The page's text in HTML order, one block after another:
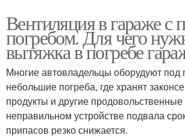
Вентиляция в гараже с
погребом. Для чего
вытяжка в погребе
Многие автовладельцы оборудуют под
небольшие погреба, где хранят
продукты и другие
неправильном устройстве подвала
припасов резко снижается.